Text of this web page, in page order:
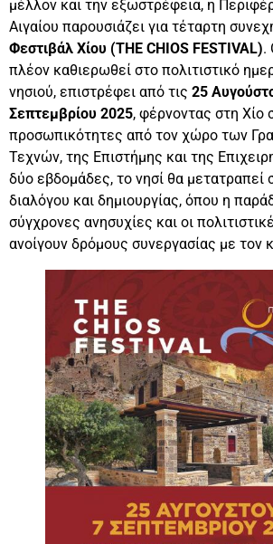
μέλλον και την εξωστρέφεια, η
Αιγαίου παρουσιάζει για τέταρτη
Φεστιβάλ Χίου (THE CHIOS FESTIVAL).
πλέον καθιερωθεί στο πολιτιστικό
νησιού, επιστρέφει από τις 25
Σεπτεμβρίου 2025, φέρνοντας στη Χίο
προσωπικότητες από τον χώρο των
Τεχνών, της Επιστήμης και της
δύο εβδομάδες, το νησί θα μετατραπεί
διαλόγου και δημιουργίας, όπου η
σύγχρονες ανησυχίες και οι
ανοίγουν δρόμους συνεργασίας με τον